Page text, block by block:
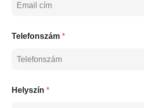
Telefonszám*
Helyszín*